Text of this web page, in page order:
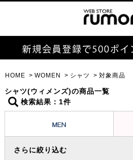
HOME WOMEN シャツ 対象商品
シャツ(ウィメンズ)の商品一覧
検索結果：1件
さらに絞り込む